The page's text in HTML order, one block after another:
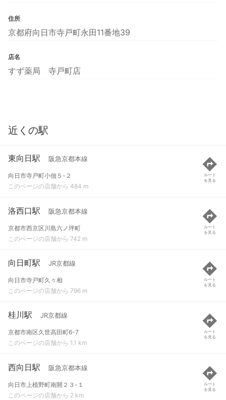
住所
京都府向日市寺戸町永田11番地39
店名
すず薬局 寺戸町店
近くの駅
東向日駅 阪急京都本線
向日市寺戸町小佃５-２
このページの店舗から 484 m
ルート
を見る
洛西口駅 阪急京都本線
京都市西京区川島六ノ坪町
このページの店舗から 742 m
ルート
を見る
向日町駅 JR京都線
向日市寺戸町久々相
このページの店舗から 796 m
ルート
を見る
桂川駅 JR京都線
京都市南区久世高田町6-7
このページの店舗から 1.1 km
ルート
を見る
西向日駅 阪急京都本線
向日市上植野町南開２３-１
このページの店舗から 2 km
ルート
を見る